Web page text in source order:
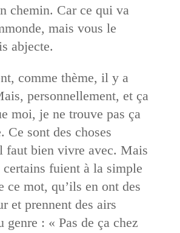
chemin. Car ce qui va
mais vous le
abjecte.
comme thème, il y a
personnellement, et ça
moi, je ne trouve pas ça
Ce sont des choses
faut bien vivre avec. Mais
fuient à la simple
ce mot, qu’ils en ont des
et prennent des airs
genre : « Pas de ça chez